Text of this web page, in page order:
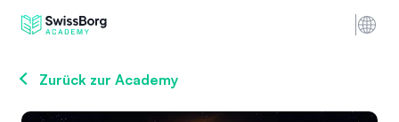
Zurück zur Academy